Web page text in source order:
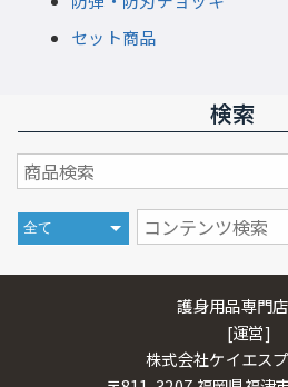
セット商品
検索
護身用品専門
[運営]
株式会社ケイエス